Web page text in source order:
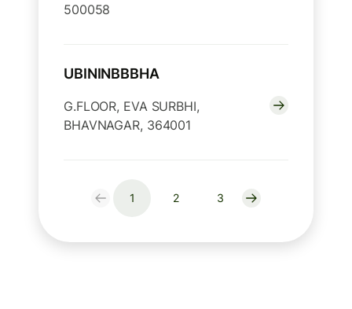
500058
UBININBBBHA
G.FLOOR, EVA SURBHI,
BHAVNAGAR, 364001
1 2 3